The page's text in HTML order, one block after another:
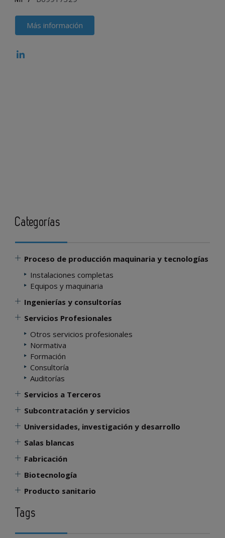
Más información
Categorías
Proceso de producción maquinaria y tecnologías
Instalaciones completas
Equipos y maquinaria
Ingenierías y consultorías
Servicios Profesionales
Otros servicios profesionales
Normativa
Formación
Consultoría
Auditorías
Servicios a Terceros
Subcontratación y servicios
Universidades, investigación y desarrollo
Salas blancas
Fabricación
Biotecnología
Producto sanitario
Tags